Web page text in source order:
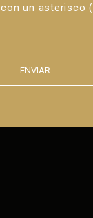
un asterisco (
ENVIAR